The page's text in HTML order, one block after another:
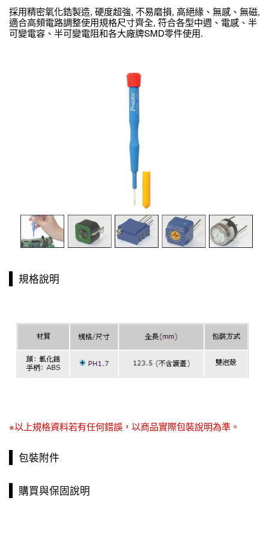
採用精密氧化鋯製造, 硬度超強, 不易磨損, 高絕緣、無感、無磁,
適合高頻電路調整使用規格尺寸齊全, 符合各型中週、電感、半
可變電容、半可變電阻和各大廠牌SMD零件使用.
規格說明
※以上規格資料若有任何錯誤，以商品實際包裝說明為準。
包裝附件
購買與保固說明